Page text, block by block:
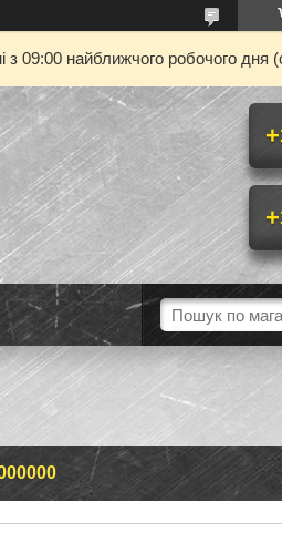
09:00 найближчого робочого дня